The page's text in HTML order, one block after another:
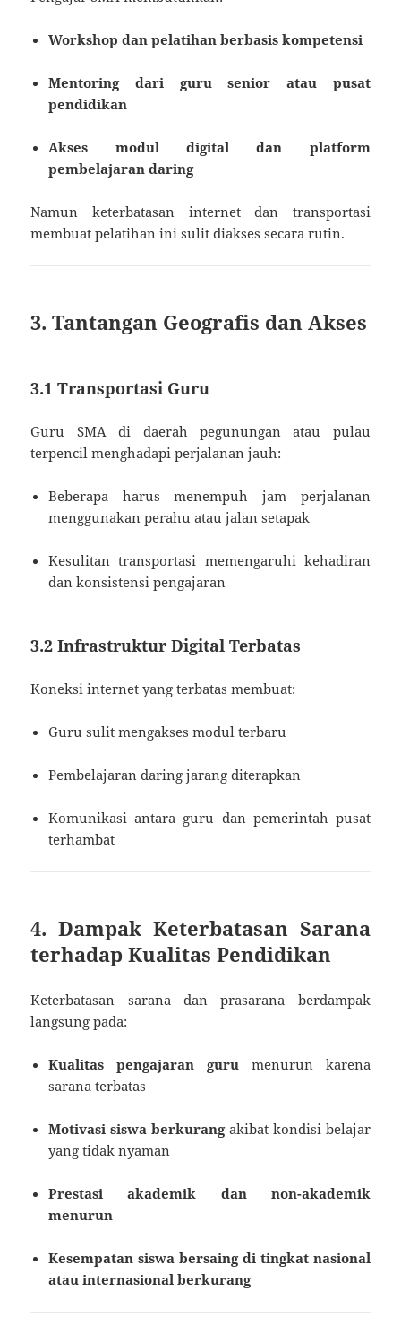
Workshop dan pelatihan berbasis kompetensi
Mentoring dari guru senior atau pusat
pendidikan
Akses modul digital dan platform
pembelajaran daring
Namun keterbatasan internet dan transportasi
membuat pelatihan ini sulit diakses secara rutin.
3. Tantangan Geografis dan Akses
3.1 Transportasi Guru
Guru SMA di daerah pegunungan atau pulau
terpencil menghadapi perjalanan jauh:
Beberapa harus menempuh jam perjalanan
menggunakan perahu atau jalan setapak
Kesulitan transportasi memengaruhi kehadiran
dan konsistensi pengajaran
3.2 Infrastruktur Digital Terbatas
Koneksi internet yang terbatas membuat:
Guru sulit mengakses modul terbaru
Pembelajaran daring jarang diterapkan
Komunikasi antara guru dan pemerintah pusat
terhambat
4. Dampak Keterbatasan Sarana
terhadap Kualitas Pendidikan
Keterbatasan sarana dan prasarana berdampak
langsung pada:
Kualitas pengajaran guru menurun karena
sarana terbatas
Motivasi siswa berkurangakibat kondisi belajar
yang tidak nyaman
Prestasi akademik dan non-akademik
menurun
Kesempatan siswa bersaing di tingkat nasional
atau internasional berkurang